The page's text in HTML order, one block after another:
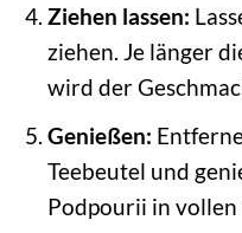
Ziehen lassen:
ziehen. Je länger
wird der
Genießen:
Teebeutel und
Podpourii in vollen